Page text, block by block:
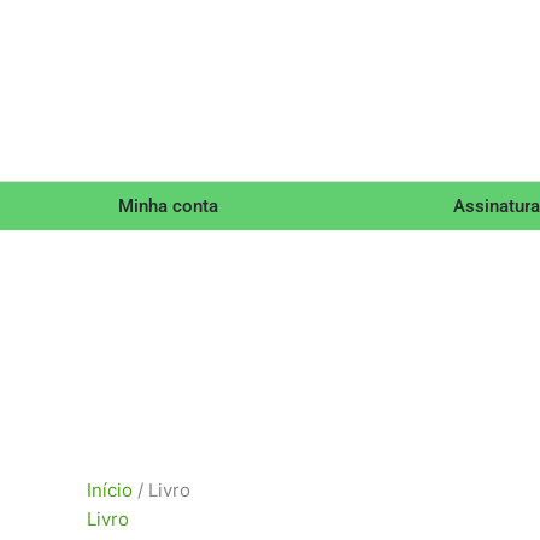
Minha conta
Início / Livro
Livro